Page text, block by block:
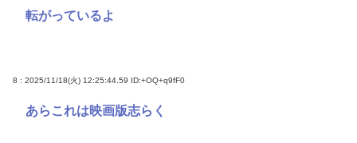
転がっているよ
8 : 2025/11/18(火) 12:25:44.59 ID:+OQ+q9fF0
あらこれは映画版志らく